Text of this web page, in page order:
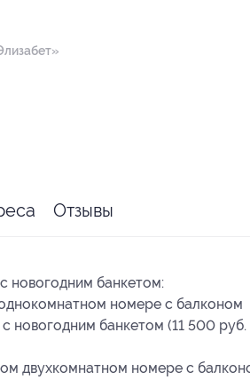
Отзывы
новогодним банкетом:
номере с балконом
новогодним банкетом (11 500 руб.
двухкомнатном номере с